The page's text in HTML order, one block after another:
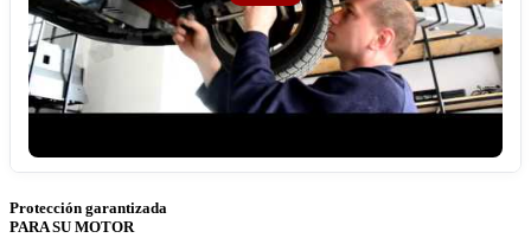
Protección garantizada
PARA SU MOTOR